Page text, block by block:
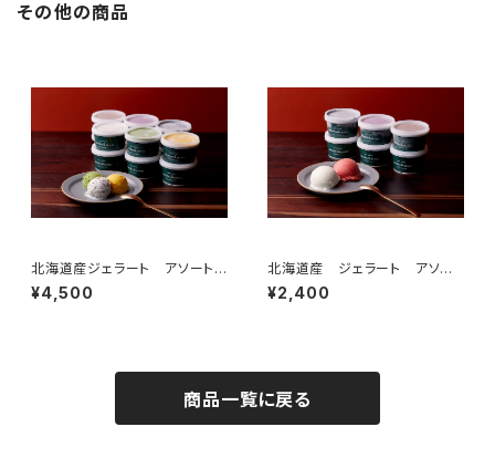
その他の商品
北海道産ジェラート アソートセ
ット １２個入り
¥4,500
北海道産 ジェラート アソー
トセット ６個入り
¥2,400
商品一覧に戻る